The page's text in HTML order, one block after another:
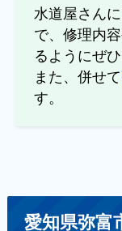
水道屋さん
で、修理内
るようにぜ
また、併せて
す。
愛知県弥富